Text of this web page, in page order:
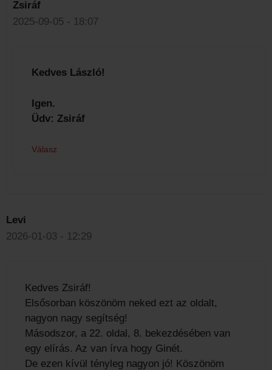
Zsiráf
2025-09-05 - 18:07
Kedves László!
Igen.
Üdv: Zsiráf
Válasz
Levi
2026-01-03 - 12:29
Kedves Zsiráf!
Elsősorban köszönöm neked ezt az oldalt,
nagyon nagy segítség!
Másodszor, a 22. oldal, 8. bekezdésében van
egy elírás. Az van írva hogy Ginét.
De ezen kívül tényleg nagyon jó! Köszönöm